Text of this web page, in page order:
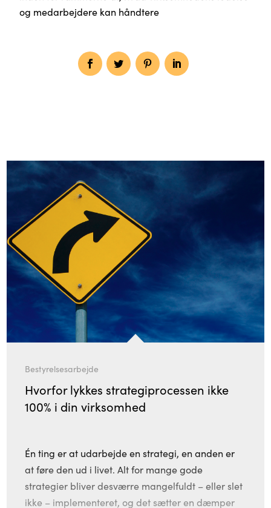
og medarbejdere kan håndtere
Bestyrelsesarbejde
Hvorfor lykkes strategiprocessen ikke
100% i din virksomhed
Én ting er at udarbejde en strategi, en anden er
at føre den ud i livet. Alt for mange gode
strategier bliver desværre mangelfuldt – eller slet
ikke – implementeret, og det sætter en dæmper